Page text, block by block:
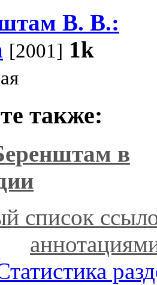
В. В.:
[2001] 1k
также:
в
список